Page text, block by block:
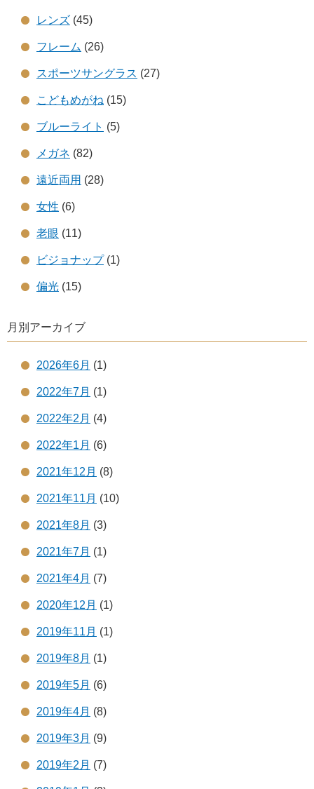
レンズ (45)
フレーム (26)
スポーツサングラス (27)
こどもめがね (15)
ブルーライト (5)
メガネ (82)
遠近両用 (28)
女性 (6)
老眼 (11)
ビジョナップ(1)
偏光 (15)
月別アーカイブ
2026年6月 (1)
2022年7月 (1)
2022年2月 (4)
2022年1月 (6)
2021年12月 (8)
2021年11月 (10)
2021年8月 (3)
2021年7月 (1)
2021年4月 (7)
2020年12月 (1)
2019年11月 (1)
2019年8月 (1)
2019年5月 (6)
2019年4月 (8)
2019年3月 (9)
2019年2月 (7)